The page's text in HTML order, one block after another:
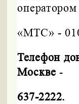
«МТС» -
Телефон
Москве-
637-2222.